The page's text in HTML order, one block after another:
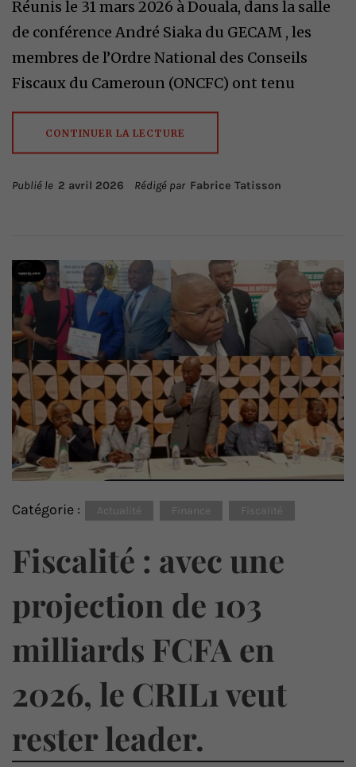
Réunis le 31 mars 2026 à Douala, dans la salle
de conférence André Siaka du GECAM , les
membres de l’Ordre National des Conseils
Fiscaux du Cameroun (ONCFC) ont tenu
CONTINUER LA LECTURE
Publié le 2 avril 2026 Rédigé par Fabrice Tatisson
Catégorie : Actualité Finance Fiscalité
Fiscalité : avec une
projection de 103
milliards FCFA en
2026, le CRIL1 veut
rester leader.